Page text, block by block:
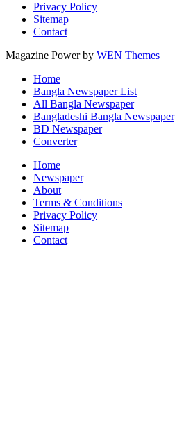
Privacy Policy
Sitemap
Contact
Magazine Power by WEN Themes
Home
Bangla Newspaper List
All Bangla Newspaper
Bangladeshi Bangla Newspaper
BD Newspaper
Converter
Home
Newspaper
About
Terms & Conditions
Privacy Policy
Sitemap
Contact